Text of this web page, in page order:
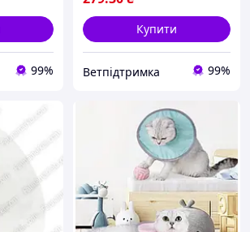
99%
Купити
Ветпідтримка 99%